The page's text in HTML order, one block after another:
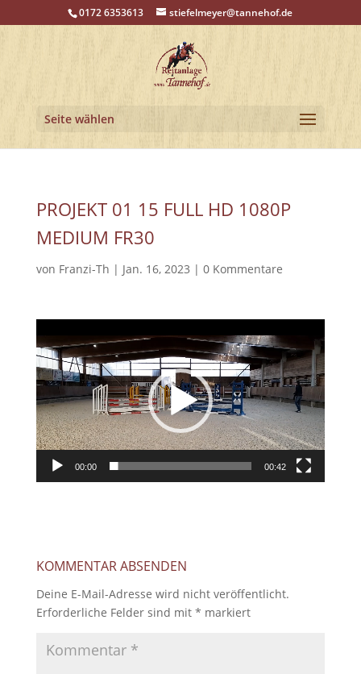
0172 6353613 stiefelmeyer@tannehof.de
Seite wählen
PROJEKT 01 15 FULL HD 1080P
MEDIUM FR30
von Franzi-Th | Jan. 16, 2023 | 0 Kommentare
Player
00:00 00:42
KOMMENTAR ABSENDEN
Deine E-Mail-Adresse wird nicht veröffentlicht.
Erforderliche Felder sind mit * markiert